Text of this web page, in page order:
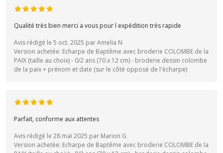
Qualité très bien merci a vous pour l expédition très rapide
Avis rédigé le 5 oct. 2025 par Amelia N
Version achetée: Echarpe de Baptême avec broderie COLOMBE de la
PAIX (taille au choix) - 0/2 ans (70 x 12 cm) - broderie dessin colombe
de la paix + prénom et date (sur le côté opposé de l'écharpe)
Parfait, conforme aux attentes
Avis rédigé le 28 mai 2025 par Marion G
Version achetée: Echarpe de Baptême avec broderie COLOMBE de la